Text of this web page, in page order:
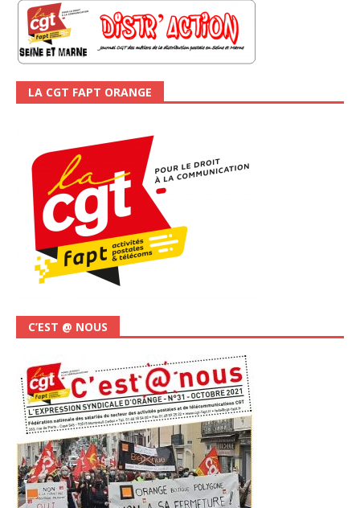
LA CGT FAPT ORANGE
C’EST @ NOUS